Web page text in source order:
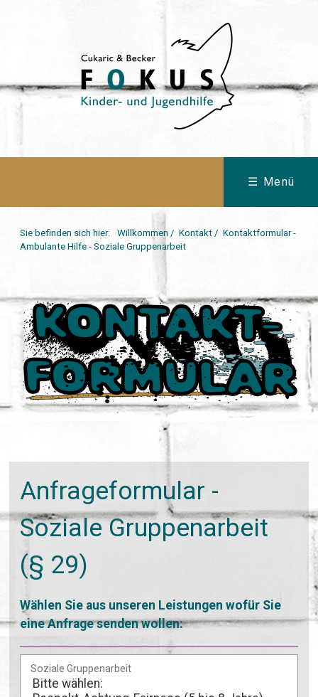
☰ Menü
Sie befinden sich hier: Willkommen / Kontakt / Kontaktformular -
Ambulante Hilfe - Soziale Gruppenarbeit
Anfrageformular -
Soziale Gruppenarbeit
(§ 29)
Wählen Sie aus unseren Leistungen wofür Sie
eine Anfrage senden wollen:
Soziale Gruppenarbeit